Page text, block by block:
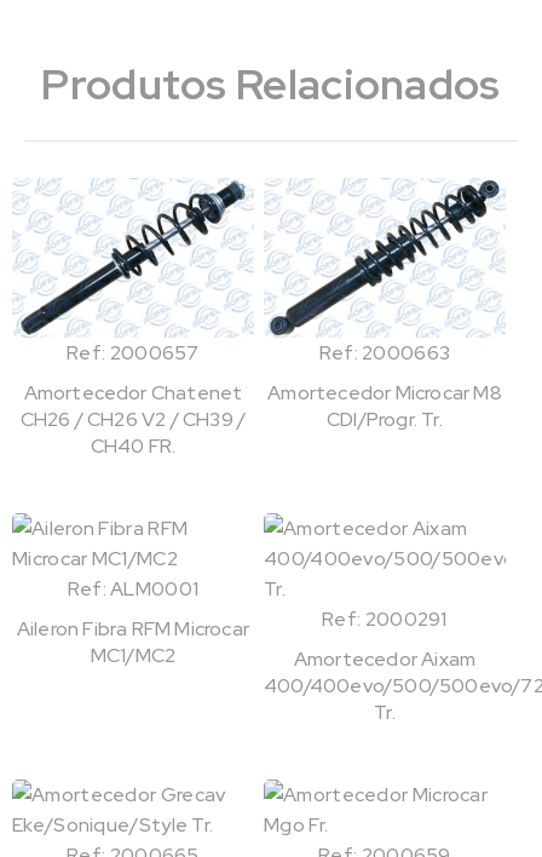
Produtos Relacionados
Ref: 2000657
Amortecedor Chatenet
CH26 / CH26 V2 / CH39 /
CH40 FR.
Ref: 2000663
Amortecedor Microcar M8
CDI/Progr. Tr.
Ref: ALM0001
Aileron Fibra RFM Microcar
MC1/MC2
Ref: 2000291
Amortecedor Aixam
400/400evo/500/500evo/
Tr.